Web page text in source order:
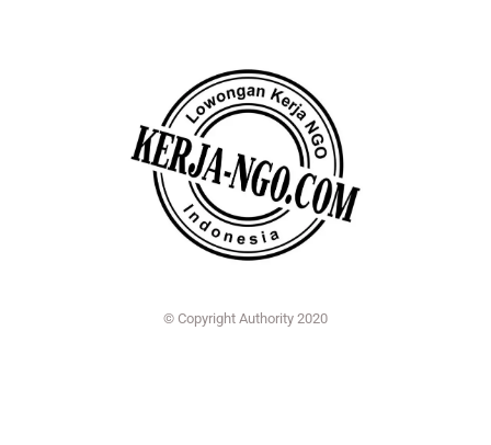
© Copyright Authority 2020